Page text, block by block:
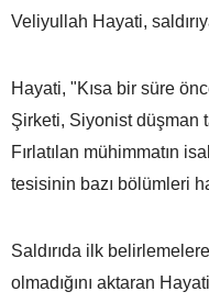
Veliyullah Hayati,
Hayati, "Kısa bir süre
Şirketi, Siyonist düşman
Fırlatılan mühimmatın
tesisinin bazı bölümleri
Saldırıda ilk
olmadığını aktaran